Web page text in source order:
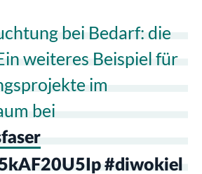
bei Bedarf: die
weiteres Beispiel für
im
bei
#diwokiel